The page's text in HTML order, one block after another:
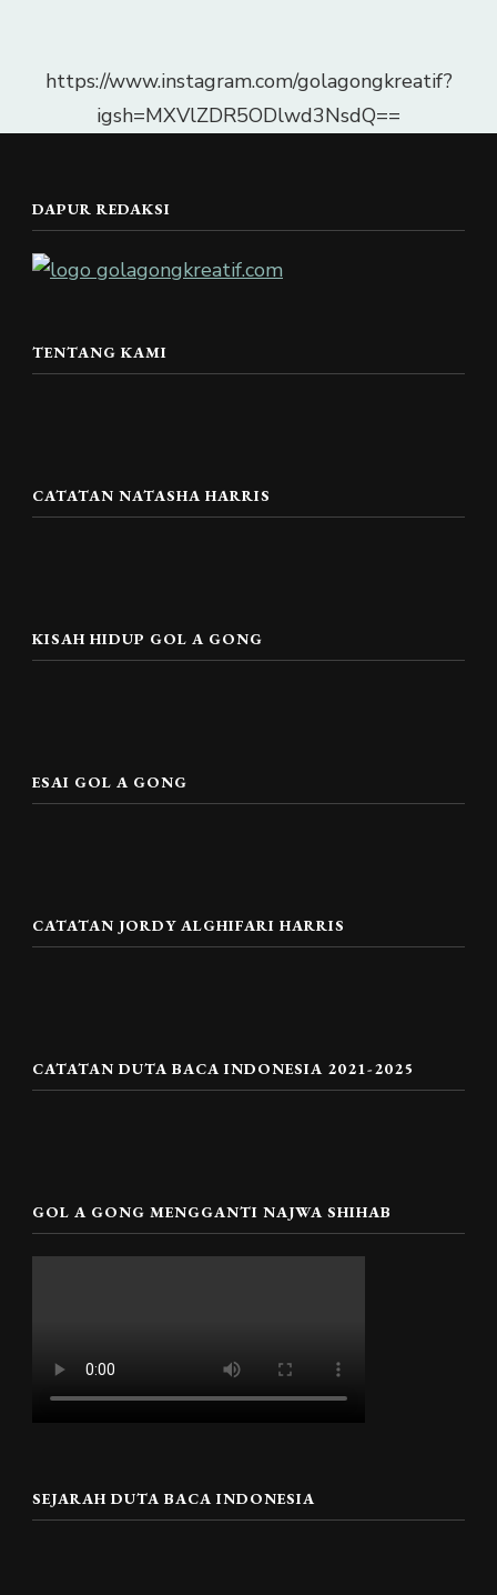
https://www.instagram.com/golagongkreatif?
igsh=MXVlZDR5ODlwd3NsdQ==
DAPUR REDAKSI
TENTANG KAMI
CATATAN NATASHA HARRIS
KISAH HIDUP GOL A GONG
ESAI GOL A GONG
CATATAN JORDY ALGHIFARI HARRIS
CATATAN DUTA BACA INDONESIA 2021-2025
GOL A GONG MENGGANTI NAJWA SHIHAB
SEJARAH DUTA BACA INDONESIA